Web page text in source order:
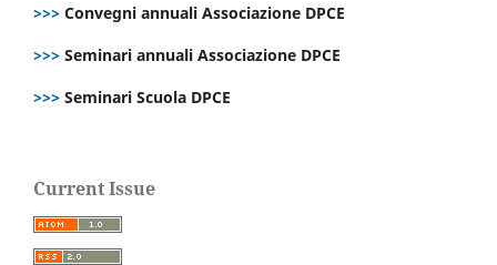
>>> Convegni annuali Associazione DPCE
>>> Seminari annuali Associazione DPCE
>>> Seminari Scuola DPCE
Current Issue